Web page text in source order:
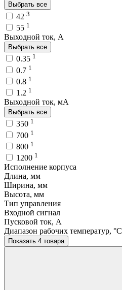
Выбрать все
42 3
55 1
Выходной ток, A
Выбрать все
0.35 1
0.7 1
0.8 1
1.2 1
Выходной ток, мA
Выбрать все
350 1
700 1
800 1
1200 1
Исполнение корпуса
Длина, мм
Ширина, мм
Высота, мм
Тип управления
Входной сигнал
Пусковой ток, A
Диапазон рабочих температур, °C
Показать 4 товара